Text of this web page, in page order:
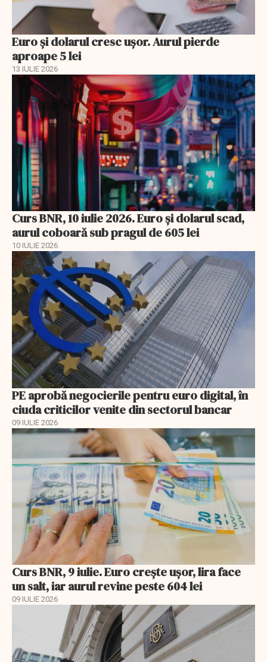
Euro și dolarul cresc ușor. Aurul pierde
aproape 5 lei
13 IULIE 2026
Curs BNR, 10 iulie 2026. Euro și dolarul scad,
aurul coboară sub pragul de 605 lei
10 IULIE 2026
PE aprobă negocierile pentru euro digital, în
ciuda criticilor venite din sectorul bancar
09 IULIE 2026
Curs BNR, 9 iulie. Euro crește ușor, lira face
un salt, iar aurul revine peste 604 lei
09 IULIE 2026